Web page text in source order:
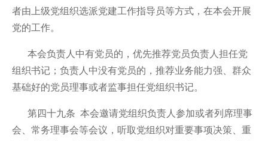
者由上级党组织选派党建工作指导员等方式，在本会开展
党的工作。
本会负责人中有党员的，优先推荐党员负责人担任党
组织书记；负责人中没有党员的，推荐业务能力强、群众
基础好的党员理事或者监事担任党组织书记。
第四十九条 本会邀请党组织负责人参加或者列席理事
会、常务理事会等会议，听取党组织对重要事项决策、重